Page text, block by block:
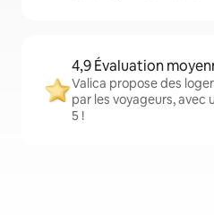
4,9 Évaluation
Valica propose des
par les voyageurs, avec
5 !